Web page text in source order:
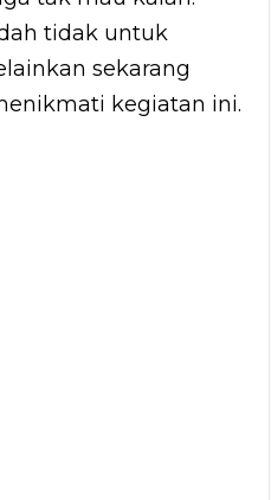
tidak untuk
sekarang
kegiatan ini.